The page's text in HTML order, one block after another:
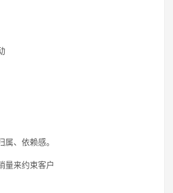
、依赖感。
量来约束客户